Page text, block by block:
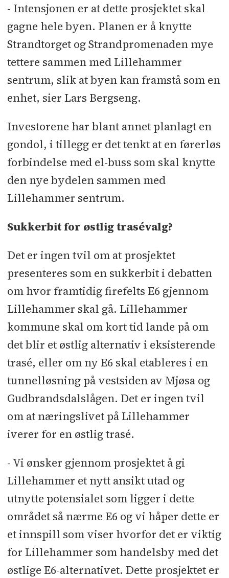
­- Intensjonen er at dette prosjektet skal
gagne hele byen. Planen er å knytte
Strandtorget og Strandpromenaden mye
tettere sammen med Lillehammer
sentrum, slik at byen kan framstå som en
enhet, sier Lars Bergseng.
Investorene har blant annet planlagt en
gondol, i tillegg er det tenkt at en førerløs
forbindelse med el-buss som skal knytte
den nye bydelen sammen med
Lillehammer sentrum.
Sukkerbit for østlig trasévalg?
Det er ingen tvil om at prosjektet
presenteres som en sukkerbit i debatten
om hvor framtidig firefelts E6 gjennom
Lillehammer skal gå. Lillehammer
kommune skal om kort tid lande på om
det blir et østlig alternativ i eksisterende
trasé, eller om ny E6 skal etableres i en
tunnelløsning på vestsiden av Mjøsa og
Gudbrandsdalslågen. Det er ingen tvil
om at næringslivet på Lillehammer
iverer for en østlig trasé.
-­­ Vi ønsker gjennom prosjektet å gi
Lillehammer et nytt ansikt utad og
utnytte potensialet som ligger i dette
området så nærme E6 og vi håper dette er
et innspill som viser hvorfor det er viktig
for Lillehammer som handelsby med det
østlige E6-alternativet. Dette prosjektet er